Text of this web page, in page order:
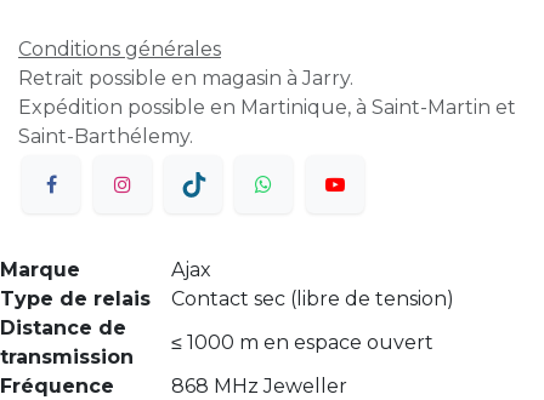
Conditions générales
Retrait possible en magasin à Jarry.
Expédition possible en Martinique, à Saint-Martin et
Saint-Barthélemy.
Marque
Ajax
Type de relais
Contact sec (libre de tension)
Distance de
transmission
≤ 1000 m en espace ouvert
Fréquence
868 MHz Jeweller